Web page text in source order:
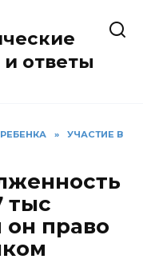
ответы
»
УЧАСТИЕ В
тыс
право